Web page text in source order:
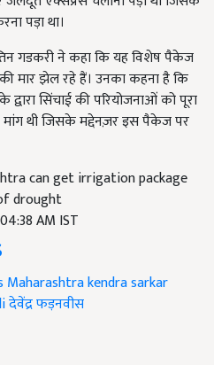
पड़ा था।
गडकरी ने कहा कि यह विशेष पैकेज
मार झेल रहे हैं। उनका कहना है कि
सिंचाई की परियोजनाओं को पूरा
मांग थी जिसके मद्देनज़र इस पैकेज पर
can get irrigation package
drought
AM IST
Maharashtrakendra sarkar
देवेंद्र फड़नवीस